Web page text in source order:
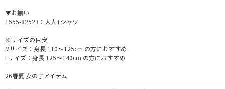
▼お揃い
1555-82523：大人Tシャツ
※サイズの目安
Mサイズ：身長 110～125cm の方におすすめ
Lサイズ：身長 125～140cm の方におすすめ
26春夏 女の子アイテム